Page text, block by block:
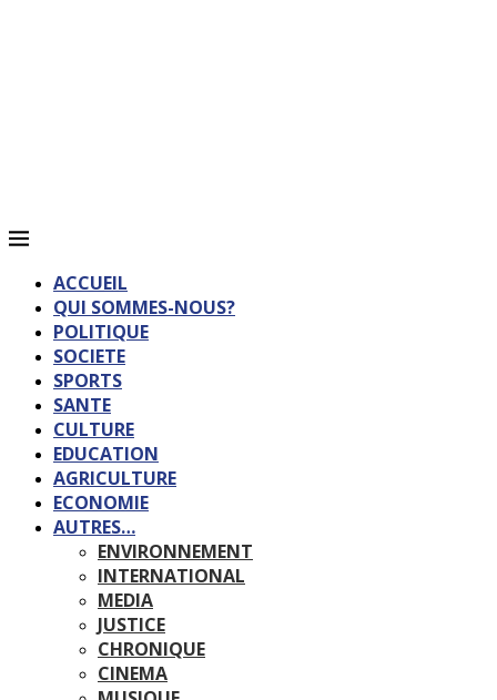
ACCUEIL
QUI SOMMES-NOUS?
POLITIQUE
SOCIETE
SPORTS
SANTE
CULTURE
EDUCATION
AGRICULTURE
ECONOMIE
AUTRES…
ENVIRONNEMENT
INTERNATIONAL
MEDIA
JUSTICE
CHRONIQUE
CINEMA